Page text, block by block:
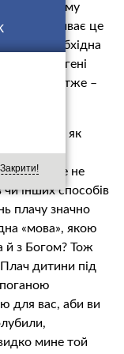
і при своєму
не називає це
– необхідна
легені
а отже –
як
сумом,
які ще не
чи інших способів
плачу значно
«мова», якою
й з Богом? Тож
дитини під
для вас, аби ви
мине той